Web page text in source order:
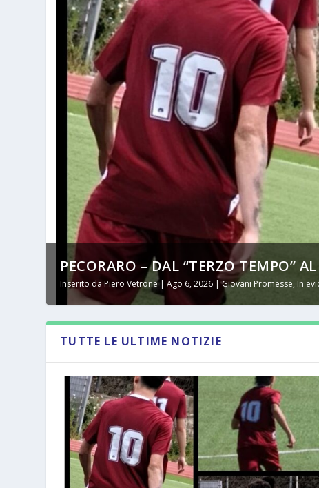
PECORARO – DAL “TERZO TEMPO”
Inserito daPiero Vetrone|Ago 6, 2026 |Giovani Promesse, In
TUTTE LE ULTIME NOTIZIE